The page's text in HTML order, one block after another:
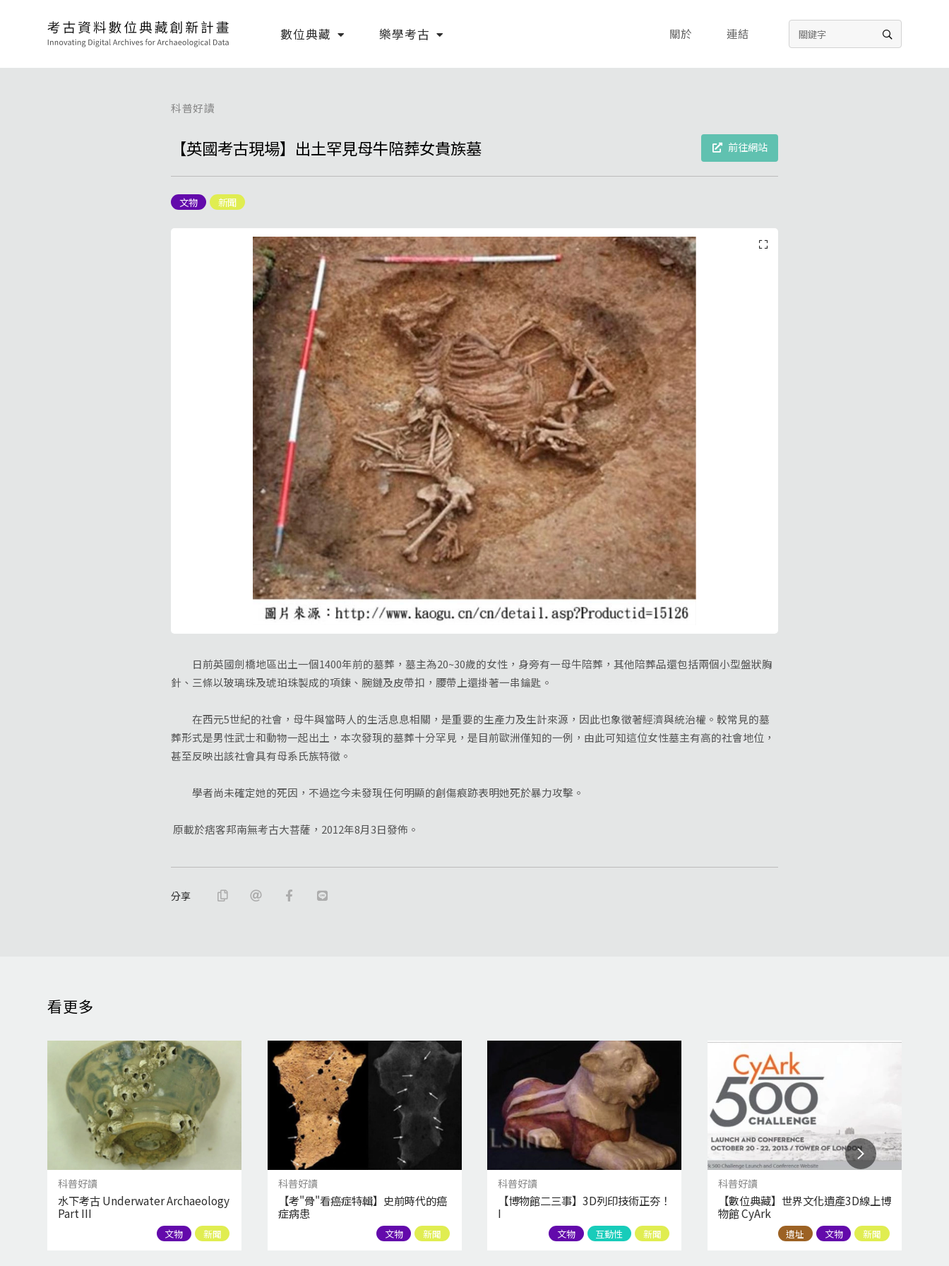
數位典藏 樂學考古 關於 連結
科普好讀
【英國考古現場】出土罕見母牛陪葬女貴族墓 前往網站
文物 新聞
日前英國劍橋地區出土一個1400年前的墓葬，墓主為20~30歲的女性，身旁有一母牛陪葬，其他陪葬品還包括兩個小型盤狀胸
針、三條以玻璃珠及琥珀珠製成的項鍊、腕鏈及皮帶扣，腰帶上還掛著一串鑰匙。
在西元5世紀的社會，母牛與當時人的生活息息相關，是重要的生產力及生計來源，因此也象徵著經濟與統治權。較常見的墓
葬形式是男性武士和動物一起出土，本次發現的墓葬十分罕見，是目前歐洲僅知的一例，由此可知這位女性墓主有高的社會地位，
甚至反映出該社會具有母系氏族特徵。
學者尚未確定她的死因，不過迄今未發現任何明顯的創傷痕跡表明她死於暴力攻擊。
原載於痞客邦南無考古大菩薩，2012年8月3日發佈。
分享
看更多
科普好讀
水下考古 Underwater Archaeology
Part III
文物 新聞
科普好讀
【考"骨"看癌症特輯】史前時代的癌
症病患
文物 新聞
科普好讀
【博物館二三事】3D列印技術正夯！
I
文物 互動性 新聞
科普好讀
【數位典藏】世界文化遺產3D線上博
物館 CyArk
遺址 文物 新聞